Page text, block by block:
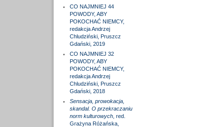
CO NAJMNIEJ 44
POWODY, ABY
POKOCHAĆ NIEMCY,
redakcja Andrzej
Chludziński, Pruszcz
Gdański, 2019
CO NAJMNIEJ 32
POWODY, ABY
POKOCHAĆ NIEMCY,
redakcja Andrzej
Chludziński, Pruszcz
Gdański, 2018
Sensacja, prowokacja,
skandal. O przekraczaniu
norm kulturowych, red.
Grażyna Różańska,